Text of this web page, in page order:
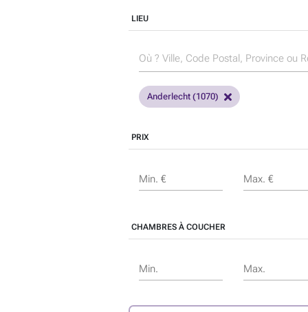
LIEU
Anderlecht (1070)
PRIX
Min. € Max. €
CHAMBRES À COUCHER
Min. Max.